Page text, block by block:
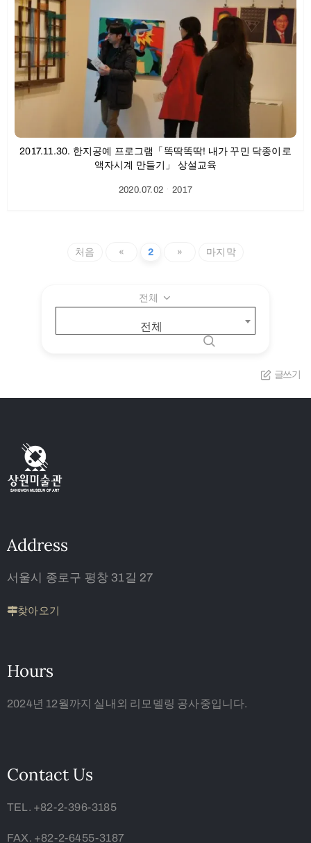
2017.11.30. 한지공예 프로그램「똑딱똑딱! 내가 꾸민 닥종이로
액자시계 만들기」 상설교육
2020.07.02ㆍ2017
처음 « 2 » 마지막
전체
전체
글쓰기
Address
서울시 종로구 평창 31길 27
찾아오기
Hours
2024년 12월까지 실내외 리모델링 공사중입니다.
Contact Us
TEL. +82-2-396-3185
FAX. +82-2-6455-3187